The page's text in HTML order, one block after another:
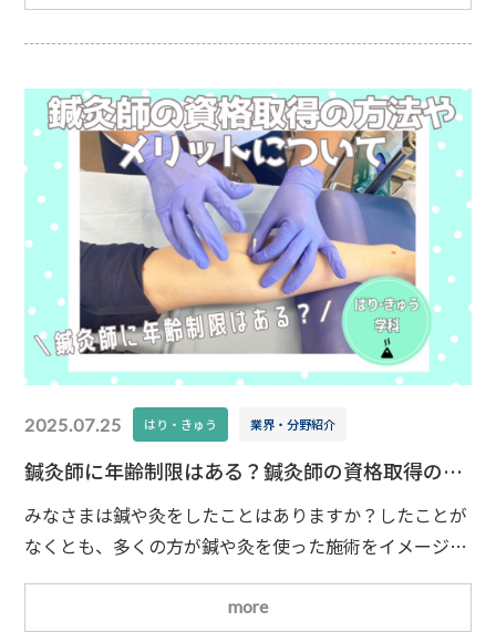
がありますが、ぜひおすすめしたいのは専門学校です。
今回は専門学校で学ぶメリットについてご紹介しましょ
師のような資格取得を目指して学ぶ養成校の場合、基本
2025.07.25 はり・きゅう 業界・分野紹介
鍼灸師に年齢制限はある？鍼灸師の資格取得の方
法やメリットについてご紹介
みなさまは鍼や灸をしたことはありますか？したことが
なくとも、多くの方が鍼や灸を使った施術をイメージで
きるのではないでしょうか。このように広く知られてい
る鍼灸ですが、それを行う鍼灸師は国家資格とされてい
more